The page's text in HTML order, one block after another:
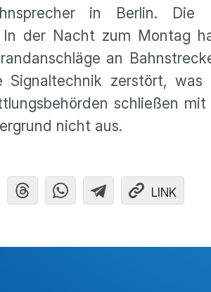
in Berlin. Die
In der Nacht zum Montag
an
Signal­technik zerstört, was
schließen
nicht aus.
LINK